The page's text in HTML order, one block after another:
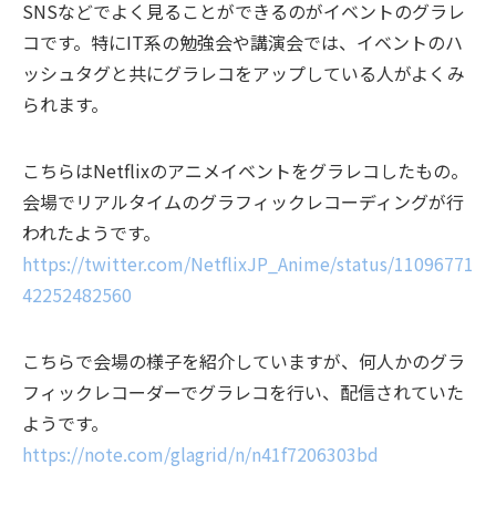
SNSなどでよく見ることができるのがイベントのグラレ
コです。 特にIT系の勉強会や講演会では、イベントのハ
ッシュタグと共にグラレコをアップしている人がよくみ
られます。
こちらはNetflixのアニメイベントをグラレコしたもの。
会場でリアルタイムのグラフィックレコーディングが行
われたようです。
https://twitter.com/NetflixJP_Anime/status/11096771
42252482560
こちらで会場の様子を紹介していますが、何人かのグラ
フィックレコーダーでグラレコを行い、配信されていた
ようです。
https://note.com/glagrid/n/n41f7206303bd